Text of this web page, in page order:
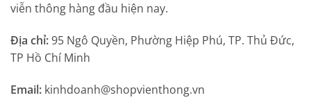
viễn thông hàng đầu hiện nay.
Địa chỉ:95 Ngô Quyền, Phường Hiệp Phú, TP. Thủ Đức,
TP Hồ Chí Minh
Email: kinhdoanh@shopvienthong.vn